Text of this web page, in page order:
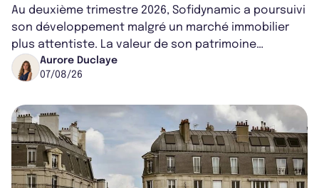
Au deuxième trimestre 2026, Sofidynamic a poursuivi
son développement malgré un marché immobilier
plus attentiste. La valeur de son patrimoine
progresse de 3,8% à périmètre constan...
Aurore Duclaye
07/08/26